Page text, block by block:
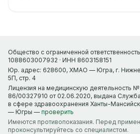
Общество с ограниченной
1088603007932 · ИНН 8603158151
Юр. адрес: 628600, ХМАО — Югра, г.
5П, стр. 4
Лицензия на медицинскую деятельность
86/00327910 от 02.06.2020, выдана
в сфере здравоохранения Ханты-
— Югры — проверить
Имеются противопоказания. Перед
проконсультируйтесь со специалистом.